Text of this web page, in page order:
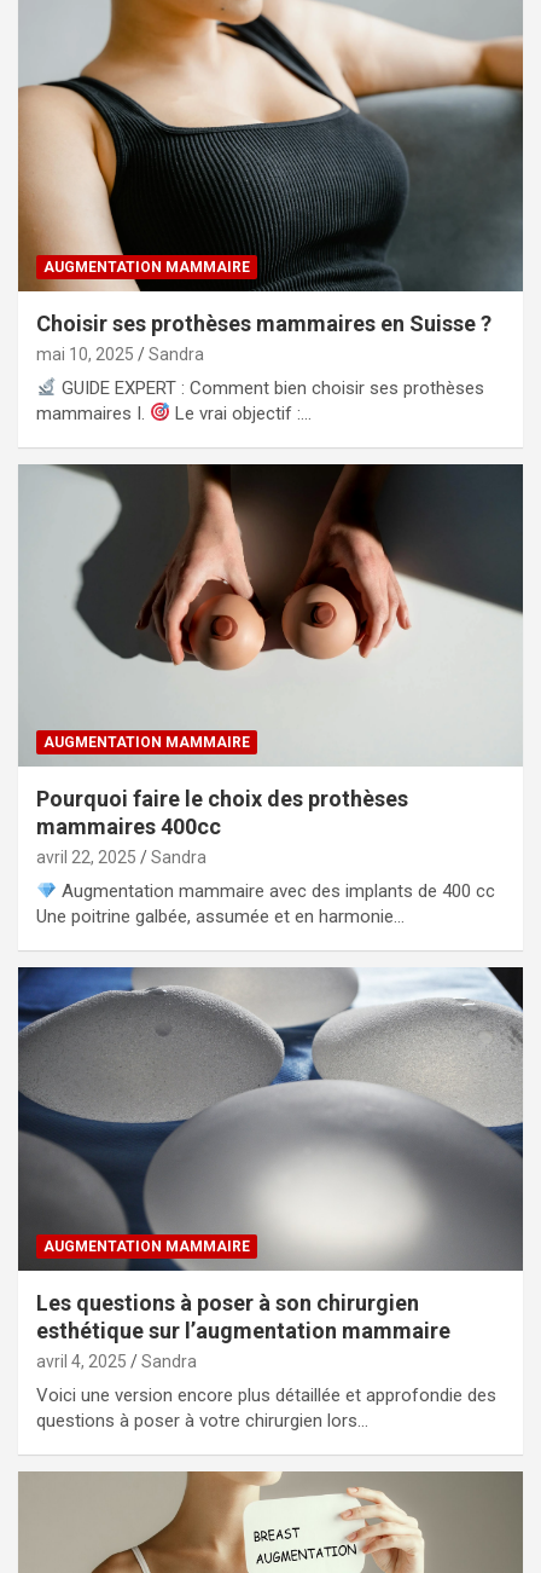
AUGMENTATION MAMMAIRE
Choisir ses prothèses mammaires en Suisse ?
mai 10, 2025 Sandra
GUIDE EXPERT : Comment bien choisir ses prothèses
mammaires I.
Le vrai objectif :…
AUGMENTATION MAMMAIRE
Pourquoi faire le choix des prothèses
mammaires 400cc
avril 22, 2025 Sandra
Augmentation mammaire avec des implants de 400 cc
Une poitrine galbée, assumée et en harmonie…
AUGMENTATION MAMMAIRE
Les questions à poser à son chirurgien
esthétique sur l’augmentation mammaire
avril 4, 2025 Sandra
Voici une version encore plus détaillée et approfondie des
questions à poser à votre chirurgien lors…